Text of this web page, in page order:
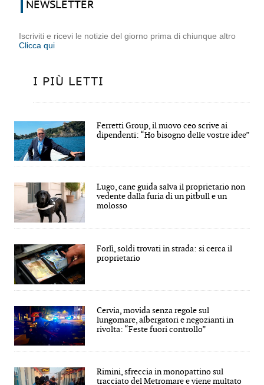
NEWSLETTER
Iscriviti e ricevi le notizie del giorno prima di chiunque altro
Clicca qui
I PIÙ LETTI
Ferretti Group, il nuovo ceo scrive ai
dipendenti: “Ho bisogno delle vostre idee”
Lugo, cane guida salva il proprietario non
vedente dalla furia di un pitbull e un
molosso
Forlì, soldi trovati in strada: si cerca il
proprietario
Cervia, movida senza regole sul
lungomare, albergatori e negozianti in
rivolta: “Feste fuori controllo”
Rimini, sfreccia in monopattino sul
tracciato del Metromare e viene multato